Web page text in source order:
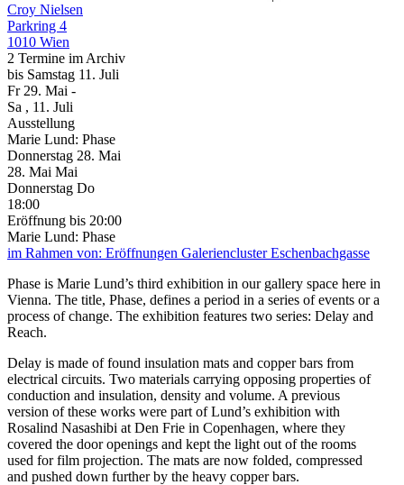
Croy Nielsen
Parkring 4
1010 Wien
2 Termine im Archiv
bis Samstag 11. Juli
Fr 29. Mai -
Sa , 11. Juli
Ausstellung
Marie Lund: Phase
Donnerstag 28. Mai
28. Mai Mai
Donnerstag Do
18:00
Eröffnung bis 20:00
Marie Lund: Phase
im Rahmen von: Eröffnungen Galeriencluster Eschenbachgasse
Phase is Marie Lund’s third exhibition in our gallery space here in
Vienna. The title, Phase, defines a period in a series of events or a
process of change. The exhibition features two series: Delay and
Reach.
Delay is made of found insulation mats and copper bars from
electrical circuits. Two materials carrying opposing properties of
conduction and insulation, density and volume. A previous
version of these works were part of Lund’s exhibition with
Rosalind Nasashibi at Den Frie in Copenhagen, where they
covered the door openings and kept the light out of the rooms
used for film projection. The mats are now folded, compressed
and pushed down further by the heavy copper bars.